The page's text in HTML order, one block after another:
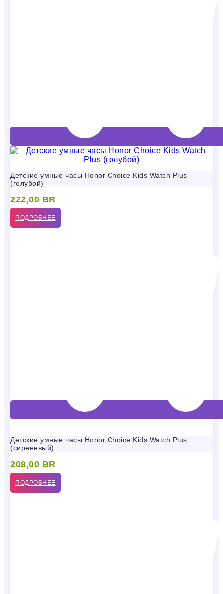
Детские умные часы Honor Choice Kids Watch Plus
(голубой)
222,00 BR
ПОДРОБНЕЕ
Детские умные часы Honor Choice Kids Watch Plus
(сиреневый)
208,00 BR
ПОДРОБНЕЕ